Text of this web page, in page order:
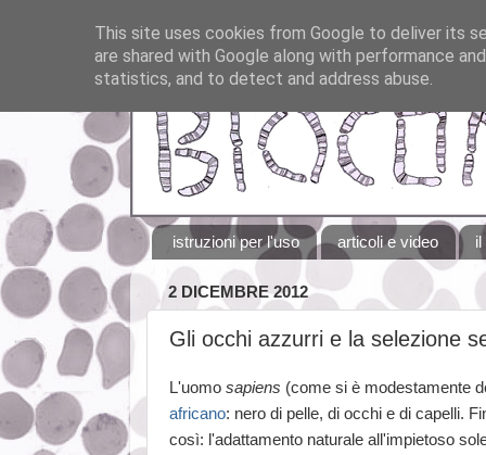
istruzioni per l'uso articoli e video il
2 DICEMBRE 2012
Gli occhi azzurri e la selezione
L'uomo sapiens (come si è modestamente
africano: nero di pelle, di occhi e di capelli.
così: l'adattamento naturale all'impietoso
This site uses cookies from Google to deliver its
are shared with Google along with performance
statistics, and to detect and address abuse.